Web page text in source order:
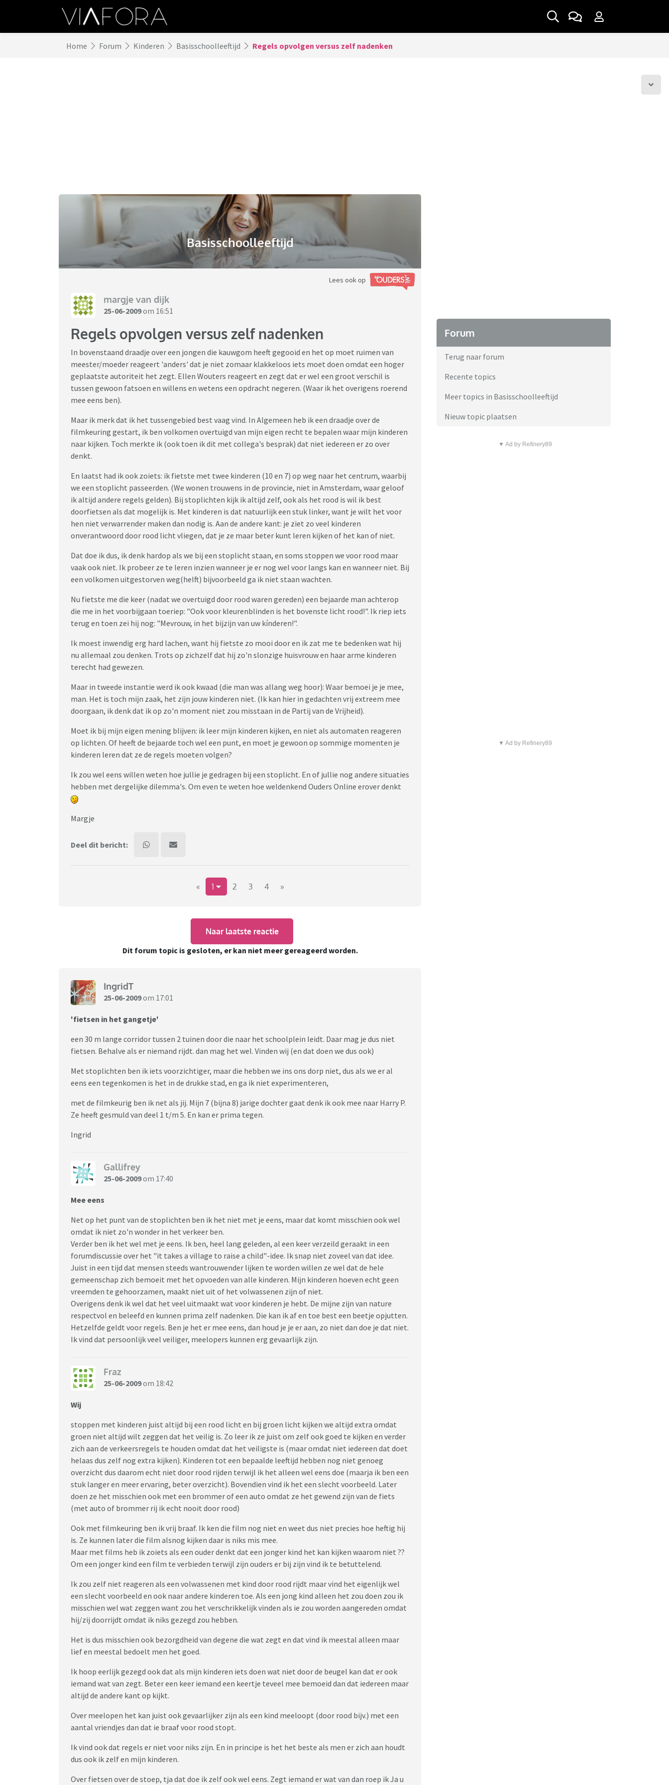
Home Forum Kinderen Basisschoolleeftijd Regels opvolgen versus zelf nadenken
Basisschoolleeftijd
Lees ook op
margje van dijk
25-06-2009om 16:51
Regels opvolgen versus zelf nadenken
In bovenstaand draadje over een jongen die kauwgom heeft gegooid en het op moet ruimen van
meester/moeder reageert 'anders' dat je niet zomaar klakkeloos iets moet doen omdat een hoger
geplaatste autoriteit het zegt. Ellen Wouters reageert en zegt dat er wel een groot verschil is
tussen gewoon fatsoen en willens en wetens een opdracht negeren. (Waar ik het overigens roerend
mee eens ben).
Maar ik merk dat ik het tussengebied best vaag vind. In Algemeen heb ik een draadje over de
filmkeuring gestart, ik ben volkomen overtuigd van mijn eigen recht te bepalen waar mijn kinderen
naar kijken. Toch merkte ik (ook toen ik dit met collega's besprak) dat niet iedereen er zo over
denkt.
En laatst had ik ook zoiets: ik fietste met twee kinderen (10 en 7) op weg naar het centrum, waarbij
we een stoplicht passeerden. (We wonen trouwens in de provincie, niet in Amsterdam, waar geloof
ik altijd andere regels gelden). Bij stoplichten kijk ik altijd zelf, ook als het rood is wil ik best
doorfietsen als dat mogelijk is. Met kinderen is dat natuurlijk een stuk linker, want je wilt het voor
hen niet verwarrender maken dan nodig is. Aan de andere kant: je ziet zo veel kinderen
onverantwoord door rood licht vliegen, dat je ze maar beter kunt leren kijken of het kan of niet.
Dat doe ik dus, ik denk hardop als we bij een stoplicht staan, en soms stoppen we voor rood maar
vaak ook niet. Ik probeer ze te leren inzien wanneer je er nog wel voor langs kan en wanneer niet. Bij
een volkomen uitgestorven weg(helft) bijvoorbeeld ga ik niet staan wachten.
Nu fietste me die keer (nadat we overtuigd door rood waren gereden) een bejaarde man achterop
die me in het voorbijgaan toeriep: "Ook voor kleurenblinden is het bovenste licht rood!". Ik riep iets
terug en toen zei hij nog: "Mevrouw, in het bijzijn van uw kínderen!".
Ik moest inwendig erg hard lachen, want hij fietste zo mooi door en ik zat me te bedenken wat hij
nu allemaal zou denken. Trots op zichzelf dat hij zo'n slonzige huisvrouw en haar arme kinderen
terecht had gewezen.
Maar in tweede instantie werd ik ook kwaad (die man was allang weg hoor): Waar bemoei je je mee,
man. Het is toch mijn zaak, het zijn jouw kinderen niet. (Ik kan hier in gedachten vrij extreem mee
doorgaan, ik denk dat ik op zo'n moment niet zou misstaan in de Partij van de Vrijheid).
Moet ik bij mijn eigen mening blijven: ik leer mijn kinderen kijken, en niet als automaten reageren
op lichten. Of heeft de bejaarde toch wel een punt, en moet je gewoon op sommige momenten je
kinderen leren dat ze de regels moeten volgen?
Ik zou wel eens willen weten hoe jullie je gedragen bij een stoplicht. En of jullie nog andere situaties
hebben met dergelijke dilemma's. Om even te weten hoe weldenkend Ouders Online erover denkt
Margje
Deel dit bericht:
« 1 2 3 4 »
Naar laatste reactie
Dit forum topic is gesloten, er kan niet meer gereageerd worden.
IngridT
25-06-2009om 17:01
'fietsen in het gangetje'
een 30 m lange corridor tussen 2 tuinen door die naar het schoolplein leidt. Daar mag je dus niet
fietsen. Behalve als er niemand rijdt. dan mag het wel. Vinden wij (en dat doen we dus ook)
Met stoplichten ben ik iets voorzichtiger, maar die hebben we ins ons dorp niet, dus als we er al
eens een tegenkomen is het in de drukke stad, en ga ik niet experimenteren,
met de filmkeurig ben ik net als jij. Mijn 7 (bijna 8) jarige dochter gaat denk ik ook mee naar Harry P.
Ze heeft gesmuld van deel 1 t/m 5. En kan er prima tegen.
Ingrid
Gallifrey
25-06-2009om 17:40
Mee eens
Net op het punt van de stoplichten ben ik het niet met je eens, maar dat komt misschien ook wel
omdat ik niet zo'n wonder in het verkeer ben.
Verder ben ik het wel met je eens. Ik ben, heel lang geleden, al een keer verzeild geraakt in een
forumdiscussie over het "it takes a village to raise a child"-idee. Ik snap niet zoveel van dat idee.
Juist in een tijd dat mensen steeds wantrouwender lijken te worden willen ze wel dat de hele
gemeenschap zich bemoeit met het opvoeden van alle kinderen. Mijn kinderen hoeven echt geen
vreemden te gehoorzamen, maakt niet uit of het volwassenen zijn of niet.
Overigens denk ik wel dat het veel uitmaakt wat voor kinderen je hebt. De mijne zijn van nature
respectvol en beleefd en kunnen prima zelf nadenken. Die kan ik af en toe best een beetje opjutten.
Hetzelfde geldt voor regels. Ben je het er mee eens, dan houd je je er aan, zo niet dan doe je dat niet.
Ik vind dat persoonlijk veel veiliger, meelopers kunnen erg gevaarlijk zijn.
Fraz
25-06-2009om 18:42
Wij
stoppen met kinderen juist altijd bij een rood licht en bij groen licht kijken we altijd extra omdat
groen niet altijd wilt zeggen dat het veilig is. Zo leer ik ze juist om zelf ook goed te kijken en verder
zich aan de verkeersregels te houden omdat dat het veiligste is (maar omdat niet iedereen dat doet
helaas dus zelf nog extra kijken). Kinderen tot een bepaalde leeftijd hebben nog niet genoeg
overzicht dus daarom echt niet door rood rijden terwijl ik het alleen wel eens doe (maarja ik ben een
stuk langer en meer ervaring, beter overzicht). Bovendien vind ik het een slecht voorbeeld. Later
doen ze het misschien ook met een brommer of een auto omdat ze het gewend zijn van de fiets
(met auto of brommer rij ik echt nooit door rood)
Ook met filmkeuring ben ik vrij braaf. Ik ken die film nog niet en weet dus niet precies hoe heftig hij
is. Ze kunnen later die film alsnog kijken daar is niks mis mee.
Maar met films heb ik zoiets als een ouder denkt dat een jonger kind het kan kijken waarom niet ??
Om een jonger kind een film te verbieden terwijl zijn ouders er bij zijn vind ik te betuttelend.
Ik zou zelf niet reageren als een volwassenen met kind door rood rijdt maar vind het eigenlijk wel
een slecht voorbeeld en ook naar andere kinderen toe. Als een jong kind alleen het zou doen zou ik
misschien wel wat zeggen want zou het verschrikkelijk vinden als ie zou worden aangereden omdat
hij/zij doorrijdt omdat ik niks gezegd zou hebben.
Het is dus misschien ook bezorgdheid van degene die wat zegt en dat vind ik meestal alleen maar
lief en meestal bedoelt men het goed.
Ik hoop eerlijk gezegd ook dat als mijn kinderen iets doen wat niet door de beugel kan dat er ook
iemand wat van zegt. Beter een keer iemand een keertje teveel mee bemoeid dan dat iedereen maar
altijd de andere kant op kijkt.
Over meelopen het kan juist ook gevaarlijker zijn als een kind meeloopt (door rood bijv.) met een
aantal vriendjes dan dat ie braaf voor rood stopt.
Ik vind ook dat regels er niet voor niks zijn. En in principe is het het beste als men er zich aan houdt
dus ook ik zelf en mijn kinderen.
Over fietsen over de stoep, tja dat doe ik zelf ook wel eens. Zegt iemand er wat van dan roep ik Ja u
Forum
Terug naar forum
Recente topics
Meer topics in Basisschoolleeftijd
Nieuw topic plaatsen
▼ Ad by Refinery89
▼ Ad by Refinery89